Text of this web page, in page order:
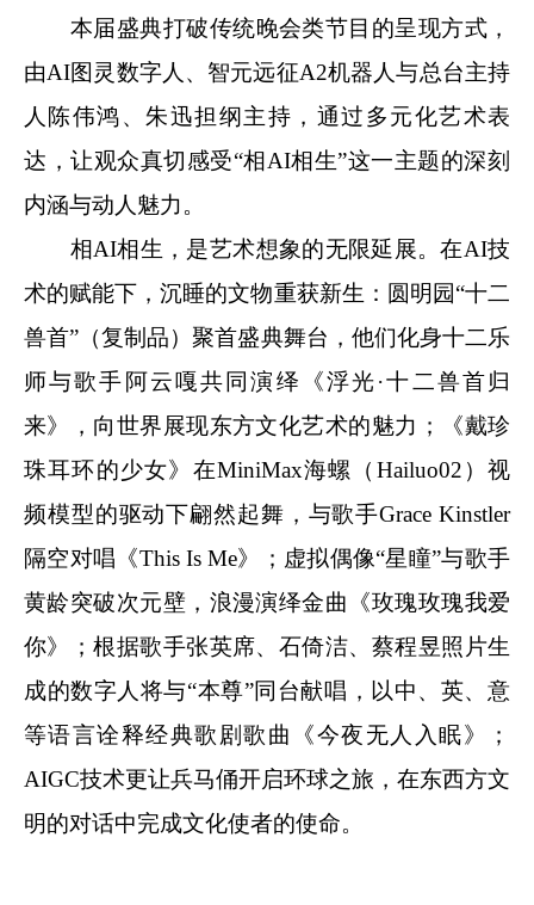
本届盛典打破传统晚会类节目的呈现方式，
由AI图灵数字人、智元远征A2机器人与总台主持
人陈伟鸿、朱迅担纲主持，通过多元化艺术表
达，让观众真切感受“相AI相生”这一主题的深刻
内涵与动人魅力。
相AI相生，是艺术想象的无限延展。在AI技
术的赋能下，沉睡的文物重获新生：圆明园“十二
兽首”（复制品）聚首盛典舞台，他们化身十二乐
师与歌手阿云嘎共同演绎《浮光·十二兽首归
来》，向世界展现东方文化艺术的魅力；《戴珍
珠耳环的少女》在MiniMax海螺（Hailuo02）视
频模型的驱动下翩然起舞，与歌手Grace Kinstler
隔空对唱《This Is Me》；虚拟偶像“星瞳”与歌手
黄龄突破次元壁，浪漫演绎金曲《玫瑰玫瑰我爱
你》；根据歌手张英席、石倚洁、蔡程昱照片生
成的数字人将与“本尊”同台献唱，以中、英、意
等语言诠释经典歌剧歌曲《今夜无人入眠》；
AIGC技术更让兵马俑开启环球之旅，在东西方文
明的对话中完成文化使者的使命。